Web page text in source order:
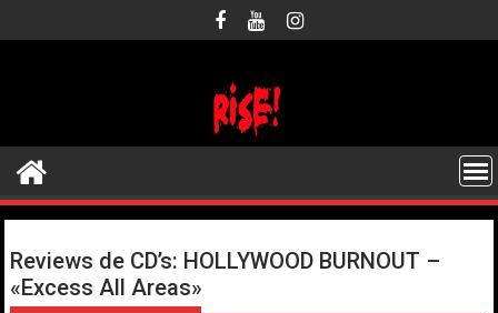
al
Reviews de CD’s: HOLLYWOOD BURNOUT –
«Excess All Areas»